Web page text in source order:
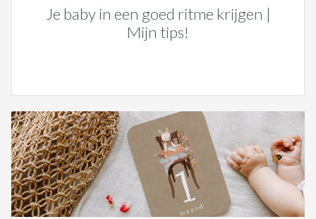
Je baby in een goed ritme krijgen |
Mijn tips!